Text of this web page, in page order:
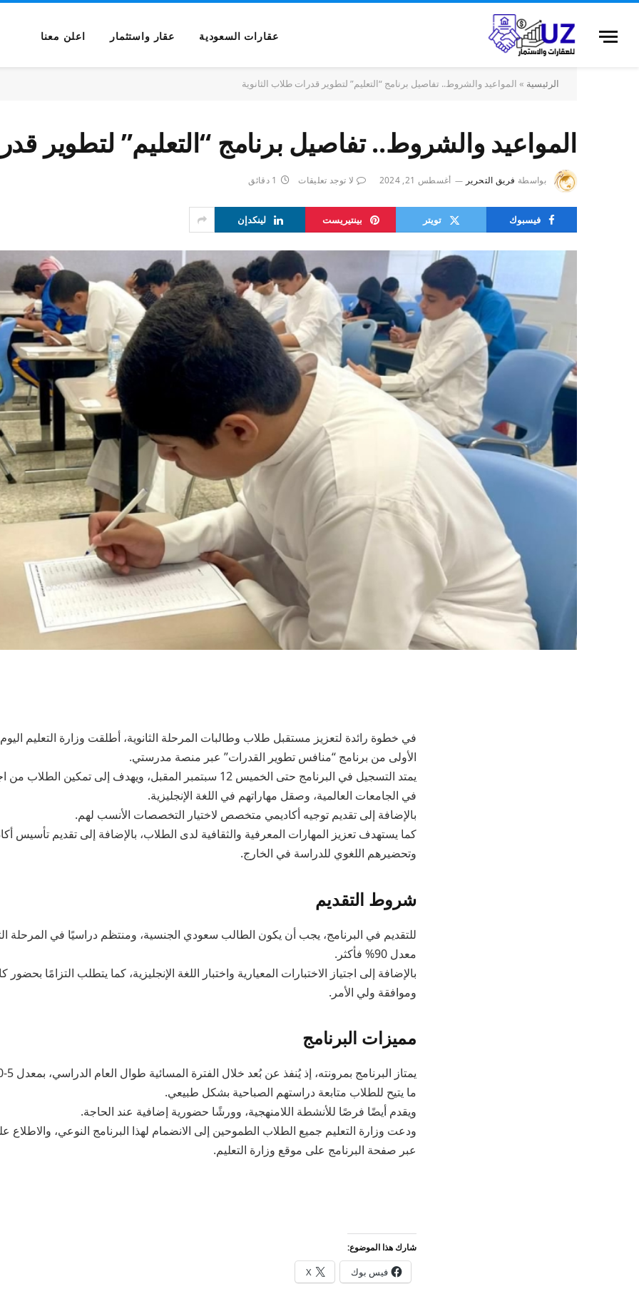
عقارات السعودية عقار واستثمار اعلن معنا
الرئيسية » المواعيد والشروط.. تفاصيل برنامج “التعليم” لتطوير قدرات طلاب الثانوية
المواعيد والشروط.. تفاصيل برنامج “التعليم” لتطوير
بواسطة فريق التحرير أغسطس 21, 2024 لا توجد تعليقات 1 دقائق
فيسبوك تويتر بينتيريست لينكدإن
في خطوة رائدة لتعزيز مستقبل طلاب وطالبات المرحلة الثانوية، أطلقت وزارة التعليم اليوم
الأولى من برنامج “منافس تطوير القدرات” عبر منصة مدرستي.
يمتد التسجيل في البرنامج حتى الخميس 12 سبتمبر المقبل، ويهدف إلى تمكين
في الجامعات العالمية، وصقل مهاراتهم في اللغة الإنجليزية.
بالإضافة إلى تقديم توجيه أكاديمي متخصص لاختيار التخصصات الأنسب لهم.
كما يستهدف تعزيز المهارات المعرفية والثقافية لدى الطلاب، بالإضافة إلى تقديم تأسيس
وتحضيرهم اللغوي للدراسة في الخارج.
شروط التقديم
للتقديم في البرنامج، يجب أن يكون الطالب سعودي الجنسية، ومنتظم دراسيًا في المرحلة
معدل 90% فأكثر.
بالإضافة إلى اجتياز الاختبارات المعيارية واختبار اللغة الإنجليزية، كما يتطلب التزامًا
وموافقة ولي الأمر.
مميزات البرنامج
ما يتيح للطلاب متابعة دراستهم الصباحية بشكل طبيعي.
ويقدم أيضًا فرصًا للأنشطة اللامنهجية، وورشًا حضورية إضافية عند الحاجة.
ودعت وزارة التعليم جميع الطلاب الطموحين إلى الانضمام لهذا البرنامج النوعي،
عبر صفحة البرنامج على موقع وزارة التعليم.
شارك هذا الموضوع:
فيس بوك X